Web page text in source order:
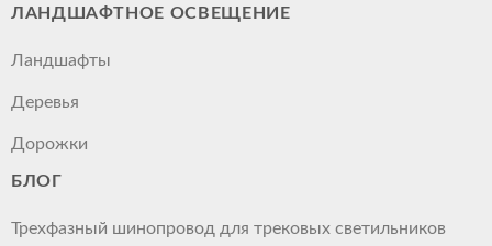
ЛАНДШАФТНОЕ ОСВЕЩЕНИЕ
Ландшафты
Деревья
Дорожки
БЛОГ
Трехфазный шинопровод для трековых светильников